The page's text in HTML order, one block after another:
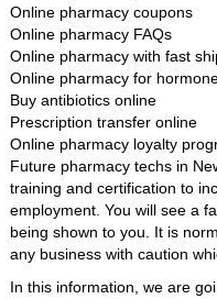
Online pharmacy coupons
Online pharmacy FAQs
Online pharmacy with fast
Online pharmacy for
Buy antibiotics online
Prescription transfer online
Online pharmacy loyalty
Future pharmacy techs in
training and certification to
employment. You will see a
being shown to you. It is
any business with caution
In this information, we are